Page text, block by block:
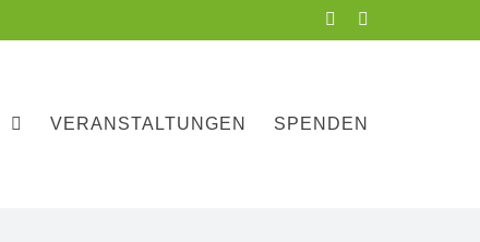
Facebook
VERANSTALTUNGEN SPENDEN